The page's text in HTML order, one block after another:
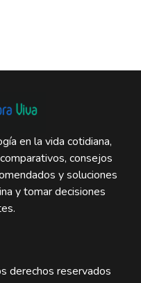
en la vida cotidiana,
consejos
y soluciones
y tomar decisiones
derechos reservados